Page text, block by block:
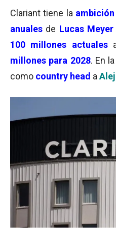
Clariant tiene la
anuales de Lucas
100 millones actuales
millones para 2028. En la
como country head a